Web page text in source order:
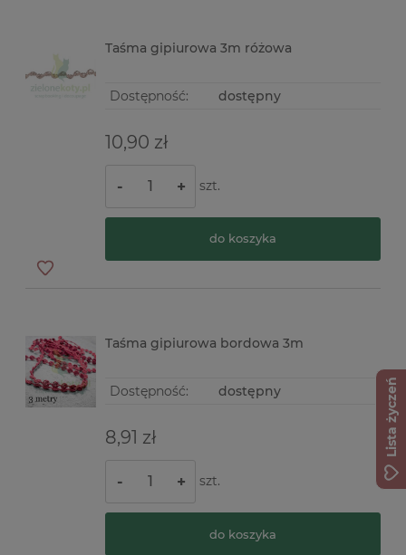
Taśma gipiurowa 3m różowa
Dostępność: dostępny
10,90 zł
- + szt.
do koszyka
Taśma gipiurowa bordowa 3m
Dostępność: dostępny
8,91 zł
- + szt.
do koszyka
Lista życzeń